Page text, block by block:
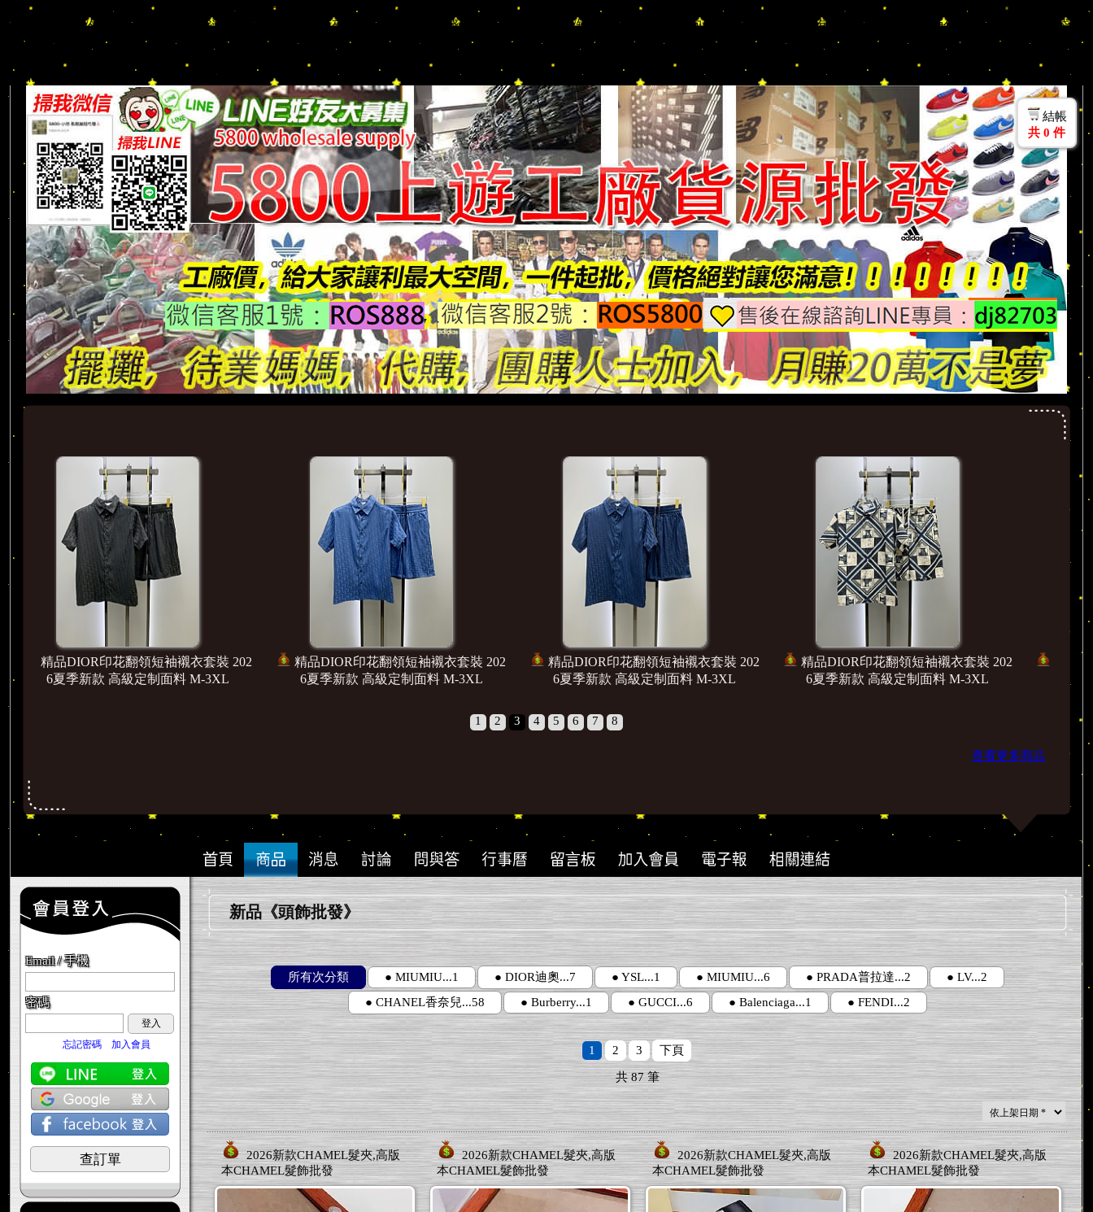
DESCENTE/LV/BURBERRY/GUCCI/PRADA/CHANEL/BALENCIAGA/DIOR/Hermes/FENDI/MONCLER/Armani/Supreme/CK/Nike/Adidas/KENZO/Aape/衣服/包包/襯衫/T 恤/上衣/風衣/夾克/羽絨/
皮革/背心/大衣/外套/長褲/短褲/鞋子/斜背包/兩用包/長夾/短夾/肩背包/手提包/零錢包/涼鞋/運動鞋/球鞋/短靴/長靴/拖鞋/手拿包/名片夾/後背包/託特包/生活用品/腰包/水桶包/鑰匙圈/吊飾/旅行袋/護
照夾/鑰匙包/化妝包/各類精品配件/一手貨源 工廠直營/可零售｜可批發｜團購長期配合 現貨充足 詢問秒回 快速出貨/歡迎批發 團購 擺灘 待業媽媽 代購 團購人士加入 LINE ID:dj82703 官網選
完整相簿款式下載：http://af5800cc.v.yupoo.com
結帳
共 0 件
精品FENDI印花翻領短袖襯衣套裝 20
26夏季新款 高級定制面料 M-3XL
精品FENDI印花翻領短袖襯衣套裝 20
26夏季新款 高級定制面料 M-3XL
精品GUCCI印花翻領短袖襯衣套裝 20
26夏季新款 高級定制面料 M-3XL
精品GUCCI印花翻領短袖襯衣套裝 20
26夏季新款 高級定制面料 M-3XL
1 2 3 4 5 6 7 8
查看更多商品
Email / 手機
密碼
登入
忘記密碼
加入會員
查訂單
新品《頭飾批發》
所有次分類 ● MIUMIU...1 ● DIOR迪奧...7 ● YSL...1 ● MIUMIU...6 ● PRADA普拉達...2
● LV...2
● CHANEL香奈兒...58
● Burberry...1 ● GUCCI...6 ● Balenciaga...1 ● FENDI...2
1 2 3 下頁
共87筆
2026新款CHAMEL髮夾,高版
本CHAMEL髮飾批發
2026新款CHAMEL髮夾,高版
本CHAMEL髮飾批發
2026新款CHAMEL髮夾,高版
本CHAMEL髮飾批發
2026新款CHAMEL髮夾,高版
本CHAMEL髮飾批發